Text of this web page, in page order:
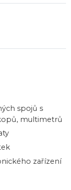
spojů s
multimetrů
zařízení